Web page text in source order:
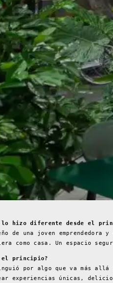
lo hizo diferente desde el
de una joven
como casa. Un espacio
el principio?
por algo que va más
experiencias únicas,